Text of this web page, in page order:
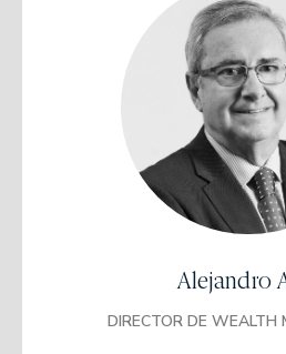
Alejandro
DIRECTOR DE WEALTH
Licenciado en Derecho
Universidad de Barcelona
Master en Administración
EAE Business School
Banesto (1997-2003)
Responsable de la Oficina de Banca